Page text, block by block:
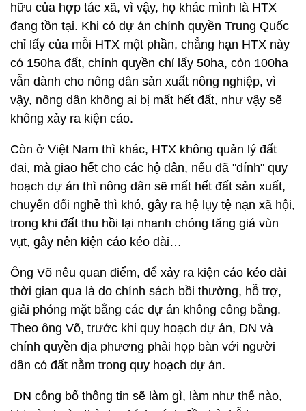
hữu của hợp tác xã, vì vậy, họ khác mình là HTX
đang tồn tại. Khi có dự án chính quyền Trung Quốc
chỉ lấy của mỗi HTX một phần, chẳng hạn HTX này
có 150ha đất, chính quyền chỉ lấy 50ha, còn 100ha
vẫn dành cho nông dân sản xuất nông nghiệp, vì
vậy, nông dân không ai bị mất hết đất, như vậy sẽ
không xảy ra kiện cáo.
Còn ở Việt Nam thì khác, HTX không quản lý đất
đai, mà giao hết cho các hộ dân, nếu đã "dính" quy
hoạch dự án thì nông dân sẽ mất hết đất sản xuất,
chuyển đổi nghề thì khó, gây ra hệ lụy tệ nạn xã hội,
trong khi đất thu hồi lại nhanh chóng tăng giá vùn
vụt, gây nên kiện cáo kéo dài…
Ông Võ nêu quan điểm, để xảy ra kiện cáo kéo dài
thời gian qua là do chính sách bồi thường, hỗ trợ,
giải phóng mặt bằng các dự án không công bằng.
Theo ông Võ, trước khi quy hoạch dự án, DN và
chính quyền địa phương phải họp bàn với người
dân có đất nằm trong quy hoạch dự án.
DN công bố thông tin sẽ làm gì, làm như thế nào,